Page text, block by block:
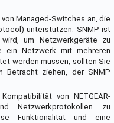
Managed-Switches an, die
unterstützen. SNMP ist
um Netzwerkgeräte zu
ein Netzwerk mit mehreren
werden müssen, sollten Sie
Betracht ziehen, der SNMP
von NETGEAR-
Netzwerkprotokollen zu
Funktionalität und eine